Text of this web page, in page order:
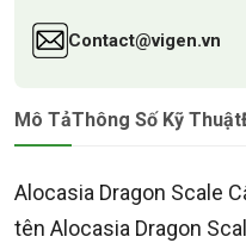
Contact@vigen.vn
Mô TảThông Số Kỹ Thuật
Alocasia Dragon Scale
tên Alocasia Dragon